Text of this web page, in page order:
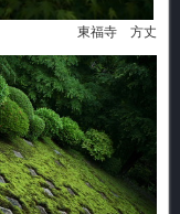
東福寺 方丈